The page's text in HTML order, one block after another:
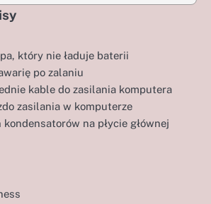
który nie ładuje baterii
po zalaniu
kable do zasilania komputera
zasilania w komputerze
na płycie głównej